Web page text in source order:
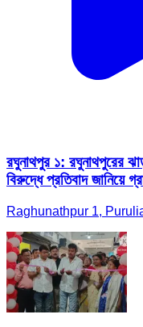
রঘুনাথপুর ১: রঘুনাথপুরের
বিরুদ্ধে প্রতিবাদ জানিয়ে
Raghunathpur 1,